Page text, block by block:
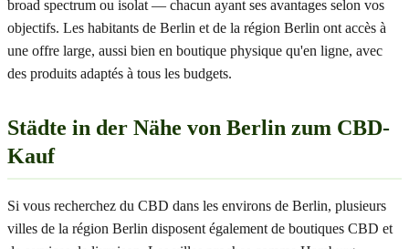
broad spectrum ou isolat — chacun ayant ses avantages selon vos
objectifs. Les habitants de Berlin et de la région Berlin ont accès à
une offre large, aussi bien en boutique physique qu'en ligne, avec
des produits adaptés à tous les budgets.
Städte in der Nähe von Berlin zum CBD-
Kauf
Si vous recherchez du CBD dans les environs de Berlin, plusieurs
villes de la région Berlin disposent également de boutiques CBD et